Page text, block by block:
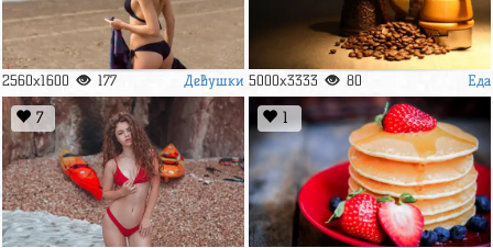
2560x1600 177 Девушки 5000x3333 80 Еда
7 1